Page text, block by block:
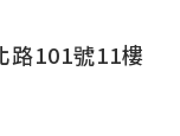
路101號11樓